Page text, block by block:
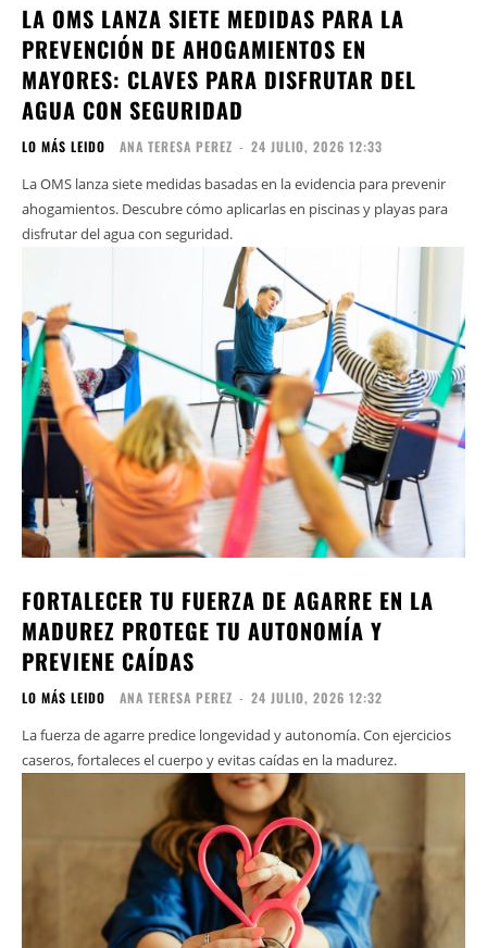
LA OMS LANZA SIETE MEDIDAS PARA LA
PREVENCIÓN DE AHOGAMIENTOS EN
MAYORES: CLAVES PARA DISFRUTAR DEL
AGUA CON SEGURIDAD
LO MÁS LEIDO ANA TERESA PEREZ - 24 JULIO, 2026 12:33
La OMS lanza siete medidas basadas en la evidencia para prevenir
ahogamientos. Descubre cómo aplicarlas en piscinas y playas para
disfrutar del agua con seguridad.
FORTALECER TU FUERZA DE AGARRE EN LA
MADUREZ PROTEGE TU AUTONOMÍA Y
PREVIENE CAÍDAS
LO MÁS LEIDO ANA TERESA PEREZ - 24 JULIO, 2026 12:32
La fuerza de agarre predice longevidad y autonomía. Con ejercicios
caseros, fortaleces el cuerpo y evitas caídas en la madurez.